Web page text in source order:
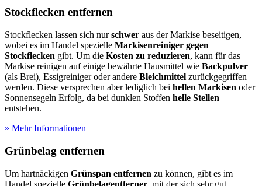
Stockflecken entfernen
Stockflecken lassen sich nurschwer aus der Markise beseitigen,
wobei es im Handel spezielle Markisenreiniger gegen
Stockflecken gibt. Um die Kosten zu reduzieren, kann für das
Markise reinigen auf einige bewährte Hausmittel wie Backpulver
(als Brei), Essigreiniger oder andere Bleichmittel zurückgegriffen
werden. Diese versprechen aber lediglich bei hellen Markisen oder
Sonnensegeln Erfolg, da bei dunklen Stoffen helle Stellen
entstehen.
» Mehr Informationen
Grünbelag entfernen
Um hartnäckigen Grünspan entfernen zu können, gibt es im
Handel spezielle Grünbelagentferner, mit der sich sehr gut